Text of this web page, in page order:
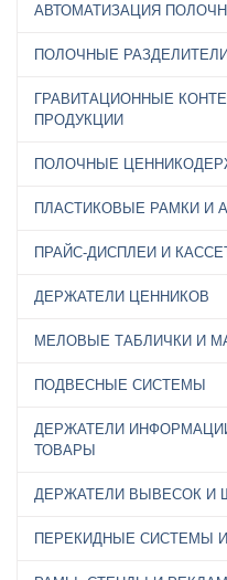
АВТОМАТИЗАЦИЯ
ПОЛОЧНЫЕ
ГРАВИТАЦИОННЫЕ
ПРОДУКЦИИ
ПОЛОЧНЫЕ
ПЛАСТИКОВЫЕ РАМКИ И
ПРАЙС-ДИСПЛЕИ И
ДЕРЖАТЕЛИ ЦЕННИКОВ
МЕЛОВЫЕ ТАБЛИЧКИ И
ПОДВЕСНЫЕ СИСТЕМЫ
ДЕРЖАТЕЛИ
ТОВАРЫ
ДЕРЖАТЕЛИ ВЫВЕСОК И
ПЕРЕКИДНЫЕ СИСТЕМЫ